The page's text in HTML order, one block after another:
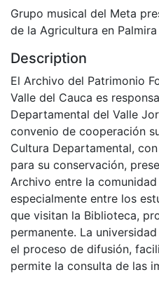
Grupo musical del Meta
de la Agricultura en Palmira
Description
El Archivo del Patrimonio
Valle del Cauca es
Departamental del Valle
convenio de cooperación
Cultura Departamental,
para su conservación,
Archivo entre la comunidad
especialmente entre los
que visitan la Biblioteca,
permanente. La
el proceso de difusión,
permite la consulta de las